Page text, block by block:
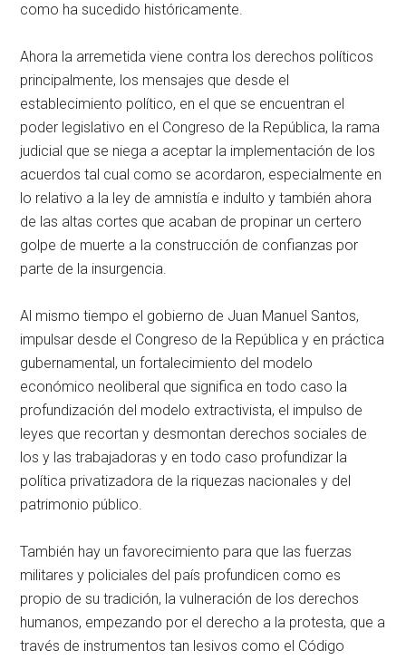
como ha sucedido históricamente.
Ahora la arremetida viene contra los derechos políticos
principalmente, los mensajes que desde el
establecimiento político, en el que se encuentran el
poder legislativo en el Congreso de la República, la rama
judicial que se niega a aceptar la implementación de los
acuerdos tal cual como se acordaron, especialmente en
lo relativo a la ley de amnistía e indulto y también ahora
de las altas cortes que acaban de propinar un certero
golpe de muerte a la construcción de confianzas por
parte de la insurgencia.
Al mismo tiempo el gobierno de Juan Manuel Santos,
impulsar desde el Congreso de la República y en práctica
gubernamental, un fortalecimiento del modelo
económico neoliberal que significa en todo caso la
profundización del modelo extractivista, el impulso de
leyes que recortan y desmontan derechos sociales de
los y las trabajadoras y en todo caso profundizar la
política privatizadora de la riquezas nacionales y del
patrimonio público.
También hay un favorecimiento para que las fuerzas
militares y policiales del país profundicen como es
propio de su tradición, la vulneración de los derechos
humanos, empezando por el derecho a la protesta, que a
través de instrumentos tan lesivos como el Código